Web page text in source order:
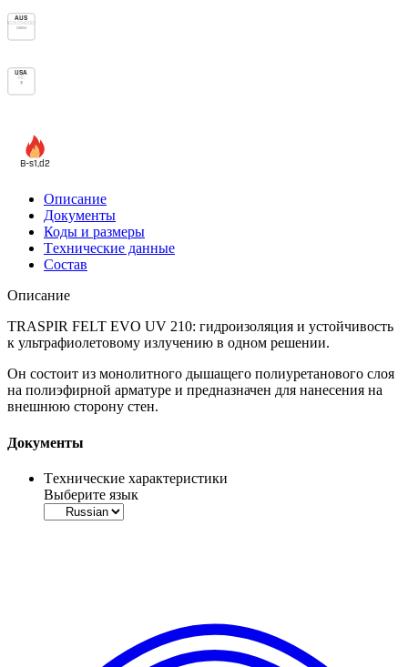
AUS
AS/NZS 4200.1
Class 4
USA
IRC
B-s1,d2
Описание
Документы
Коды и размеры
Tехнические данные
Cостав
Описание
TRASPIR FELT EVO UV 210: гидроизоляция и устойчивость
к ультрафиолетовому излучению в одном решении.
Он состоит из монолитного дышащего полиуретанового слоя
на полиэфирной арматуре и предназначен для нанесения на
внешнюю сторону стен.
Документы
Tехнические характеристики
Выберите язык